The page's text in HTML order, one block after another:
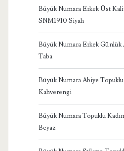
Büyük Numara Erkek Üst
SNM1910 Siyah
Büyük Numara Erkek Günlük
Taba
Büyük Numara Abiye
Kahverengi
Büyük Numara Topuklu
Beyaz